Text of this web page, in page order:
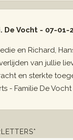
De Vocht - 07-01-
en Richard,
van jullie
en sterkte
- Familie De Vocht